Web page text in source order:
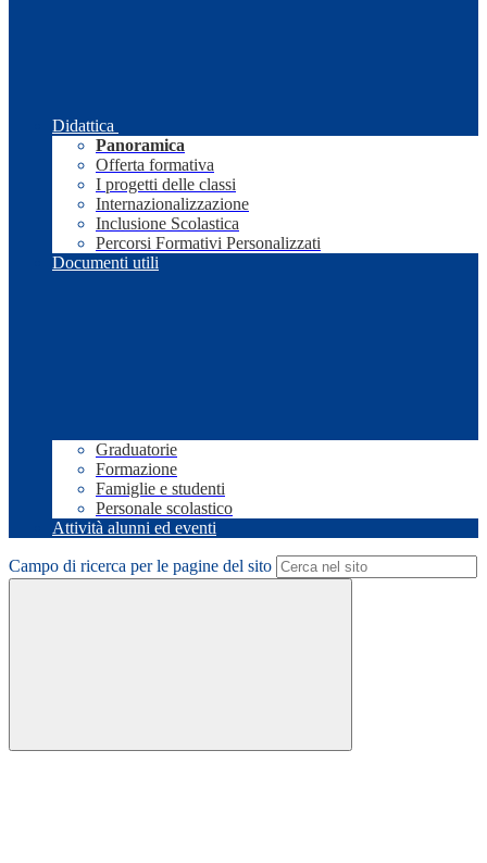
Didattica
Panoramica
Offerta formativa
I progetti delle classi
Internazionalizzazione
Inclusione Scolastica
Percorsi Formativi Personalizzati
Documenti utili
Graduatorie
Formazione
Famiglie e studenti
Personale scolastico
Attività alunni ed eventi
Campo di ricerca per le pagine del sito